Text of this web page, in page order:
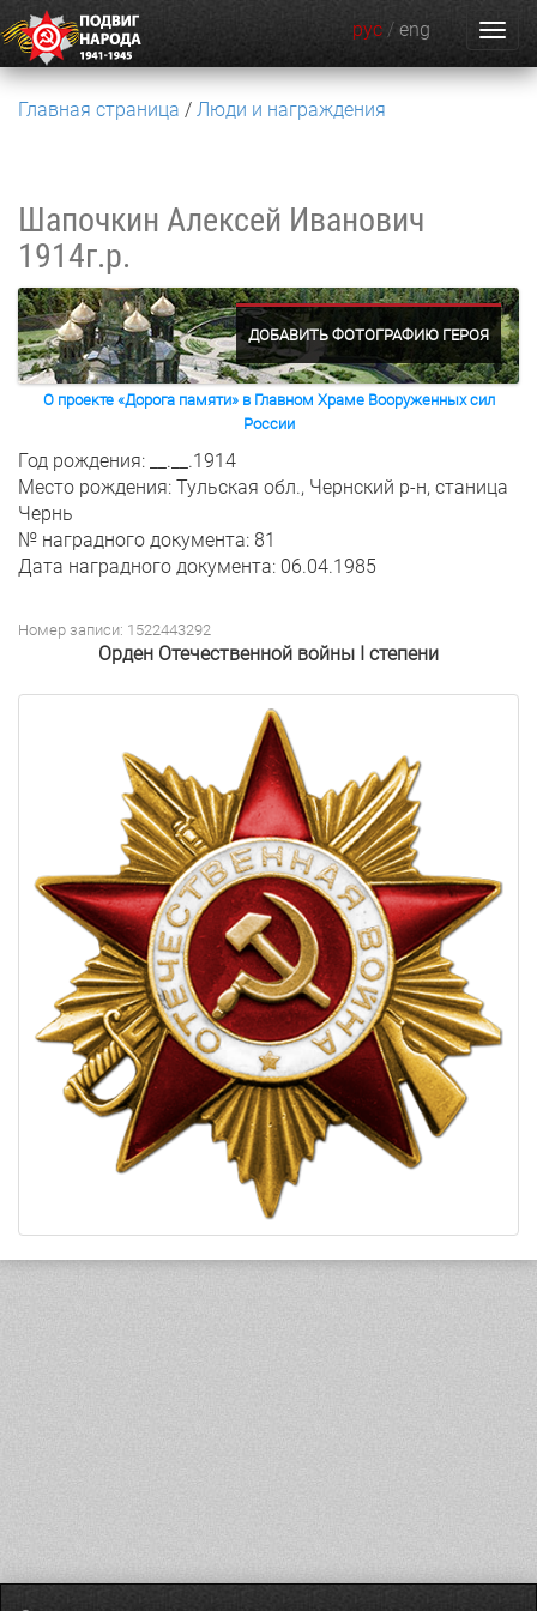
рус / eng
Главная страница Люди и награждения
Шапочкин Алексей Иванович
1914г.р.
ДОБАВИТЬ ФОТОГРАФИЮ ГЕРОЯ
О проекте «Дорога памяти» в Главном Храме Вооруженных сил
России
Год рождения: __.__.1914
Место рождения: Тульская обл., Чернский р-н, станица
Чернь
№ наградного документа: 81
Дата наградного документа: 06.04.1985
Номер записи: 1522443292
Орден Отечественной войны I степени